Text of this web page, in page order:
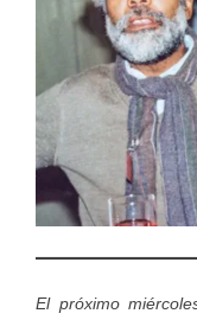
El próximo